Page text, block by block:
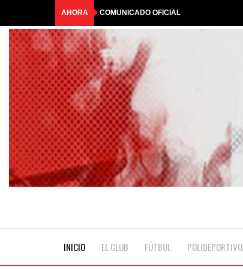
AHORA COMUNICADO OFICIAL
HASTA SIEMPRE, QUERIDO ANTONIO
🎟️RIFA TRICOLOR | GANADORES🎟️
☀️¡LLEGÓ LA COLONIA DE MALCOLM!💦
BAR ABIERTO #29*
INICIO EL CLUB FÚTBOL POLIDEPORTIVO